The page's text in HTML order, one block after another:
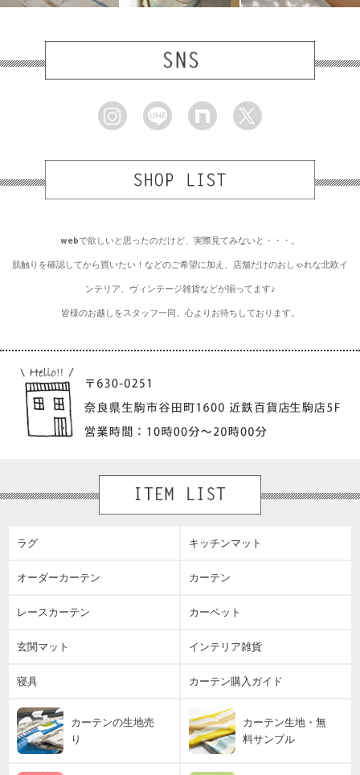
webで欲しいと思ったのだけど、実際見てみないと・・・。
肌触りを確認してから買いたい！などのご希望に加え、店舗だけのおしゃれな北欧イ
ンテリア、ヴィンテージ雑貨などが揃ってます♪
皆様のお越しをスタッフ一同、心よりお待ちしております。
ラグ キッチンマット
オーダーカーテン カーテン
レースカーテン カーペット
玄関マット インテリア雑貨
寝具 カーテン購入ガイド
カーテンの生地売
り
カーテン生地・無
料サンプル